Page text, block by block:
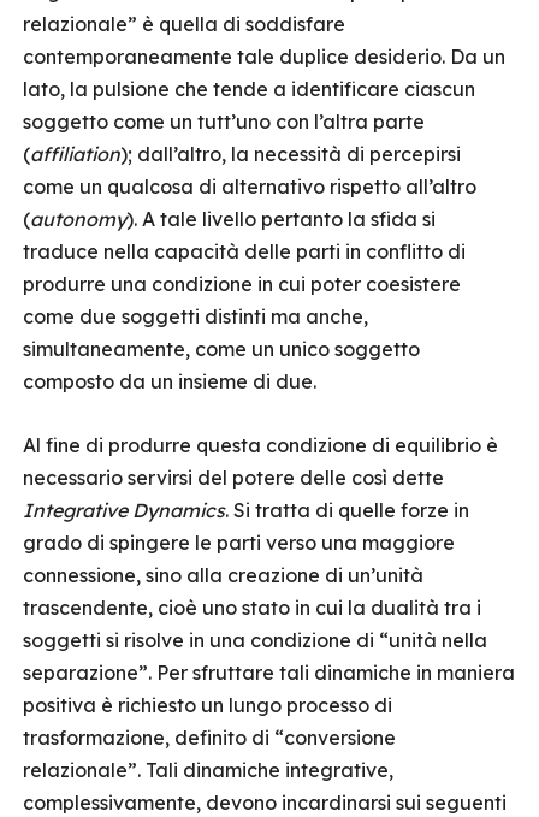
relazionale” è quella di soddisfare
contemporaneamente tale duplice desiderio. Da un
lato, la pulsione che tende a identificare ciascun
soggetto come un tutt’uno con l’altra parte
(affiliation); dall’altro, la necessità di percepirsi
come un qualcosa di alternativo rispetto all’altro
(autonomy). A tale livello pertanto la sfida si
traduce nella capacità delle parti in conflitto di
produrre una condizione in cui poter coesistere
come due soggetti distinti ma anche,
simultaneamente, come un unico soggetto
composto da un insieme di due.
Al fine di produrre questa condizione di equilibrio è
necessario servirsi del potere delle così dette
Integrative Dynamics. Si tratta di quelle forze in
grado di spingere le parti verso una maggiore
connessione, sino alla creazione di un’unità
trascendente, cioè uno stato in cui la dualità tra i
soggetti si risolve in una condizione di “unità nella
separazione”. Per sfruttare tali dinamiche in maniera
positiva è richiesto un lungo processo di
trasformazione, definito di “conversione
relazionale”. Tali dinamiche integrative,
complessivamente, devono incardinarsi sui seguenti